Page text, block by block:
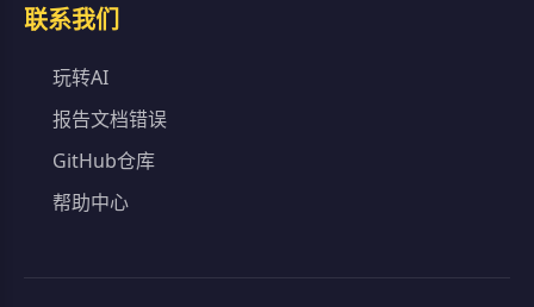
联系我们
玩转AI
报告文档错误
GitHub仓库
帮助中心